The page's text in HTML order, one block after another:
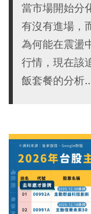
當市場開始分
有沒有進場，
為何能在震盪
行情，現在該
飯套餐的分析